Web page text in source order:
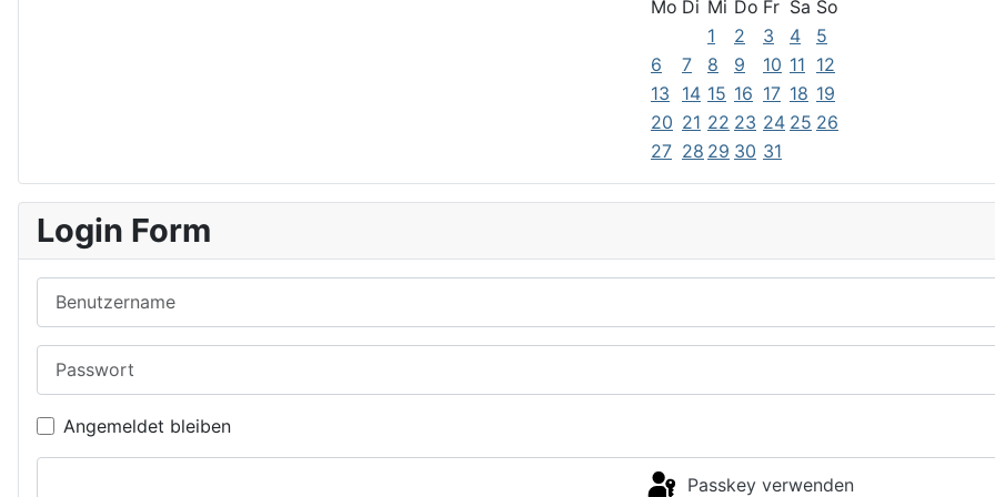
Mo Di Mi Do Fr Sa So
1
2 3 4
5
6
7 8 9 10 11 12
13
14 15 16 17 18 19
20 21 22 23 24 25 26
27 28 29 30 31
Login Form
Angemeldet bleiben
Passkey verwenden